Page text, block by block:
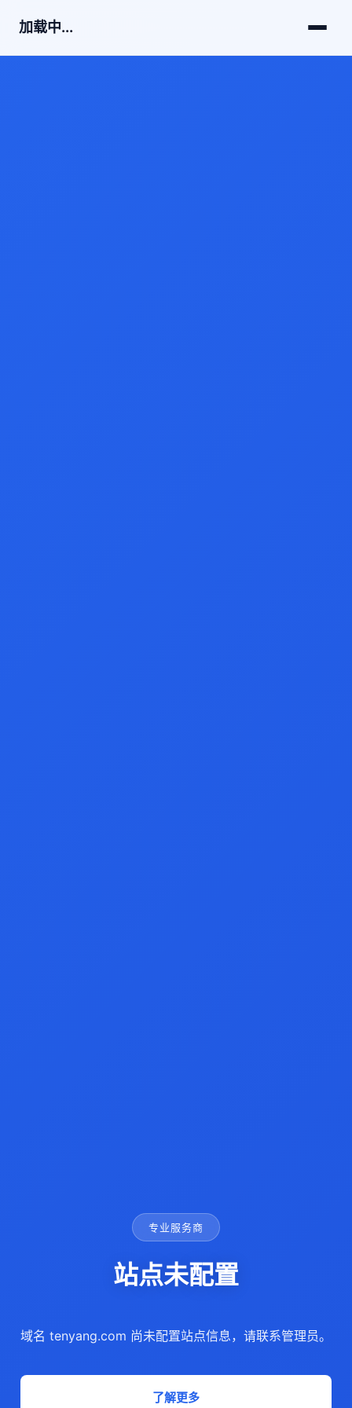
加载中...
专业服务商
站点未配置
域名 tenyang.com 尚未配置站点信息，请联系管理员。
了解更多